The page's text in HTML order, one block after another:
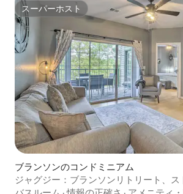
スーパーホスト
スーパーホスト
ブランソンのコンドミニアム
ジャグジー：ブランソンリトリート、
キロ